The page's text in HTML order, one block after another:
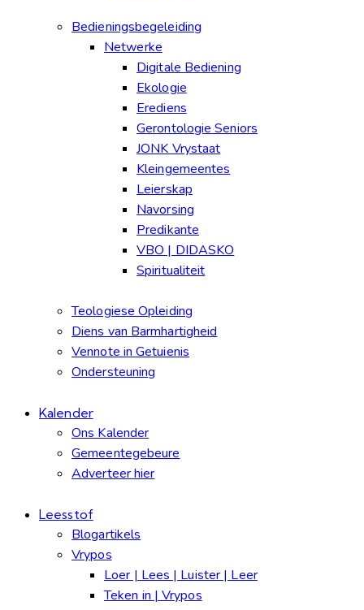
Bedieningsbegeleiding
Netwerke
Digitale Bediening
Ekologie
Erediens
Gerontologie Seniors
JONK Vrystaat
Kleingemeentes
Leierskap
Navorsing
Predikante
VBO | DIDASKO
Spiritualiteit
Teologiese Opleiding
Diens van Barmhartigheid
Vennote in Getuienis
Ondersteuning
Kalender
Ons Kalender
Gemeentegebeure
Adverteer hier
Leesstof
Blogartikels
Vrypos
Loer | Lees | Luister | Leer
Teken in | Vrypos